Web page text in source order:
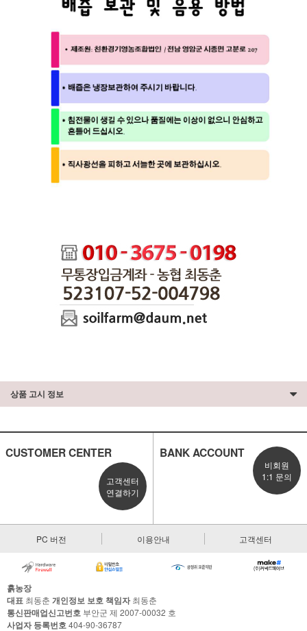
상품 고시 정보
CUSTOMER CENTER
고객센터
연결하기
BANK ACCOUNT
비회원
1:1 문의
PC 버전 이용안내 고객센터
흙농장
대표 최동춘 개인정보 보호 책임자최동춘
통신판매업신고번호 부안군 제 2007-00032 호
사업자 등록번호404-90-36787